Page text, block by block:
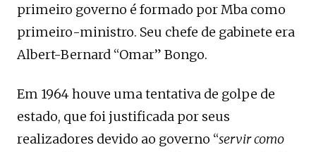
primeiro governo é formado por Mba como
primeiro-ministro. Seu chefe de gabinete era
Albert-Bernard “Omar” Bongo.
Em 1964 houve uma tentativa de golpe de
estado, que foi justificada por seus
realizadores devido ao governo “servir como